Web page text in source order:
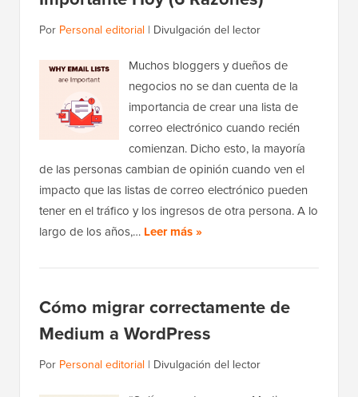
Por Personal editorial | Divulgación del lector
Muchos bloggers y dueños de
negocios no se dan cuenta de la
importancia de crear una lista de
correo electrónico cuando recién
comienzan. Dicho esto, la mayoría
de las personas cambian de opinión cuando ven el
impacto que las listas de correo electrónico pueden
tener en el tráfico y los ingresos de otra persona. A lo
largo de los años,… Leer más »
Cómo migrar correctamente de
Medium a WordPress
Por Personal editorial | Divulgación del lector